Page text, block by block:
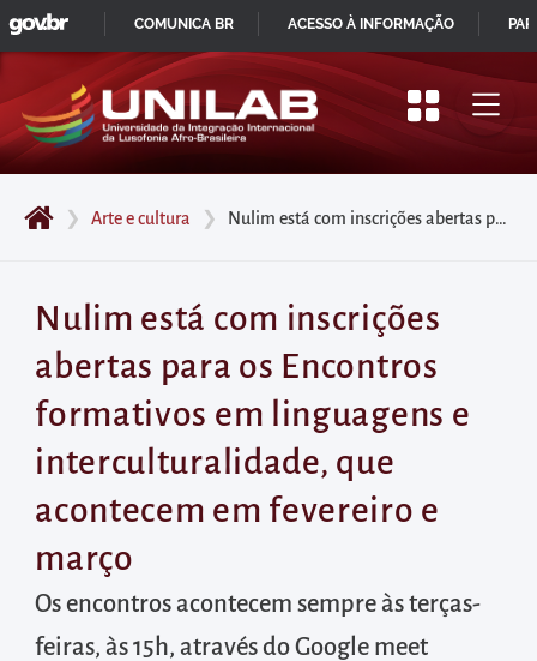
Pular
para
início
do
principal
Acessar
diretamente
o
menu
principal
Acessar
à
área
para
❯ Arte e cultura ❯ Nulim está com inscrições abertas para os Encontros formativos em linguagens e interculturalidade, que acontecem em fevereiro e março
Nulim está com inscrições
abertas para os Encontros
formativos em linguagens e
interculturalidade, que
acontecem em fevereiro e
março
Os encontros acontecem sempre às terças-
feiras, às 15h, através do Google meet
IR
PARA
CONTEÚDO
GOVBR
COMUNICA BR ACESSO À INFORMAÇÃO